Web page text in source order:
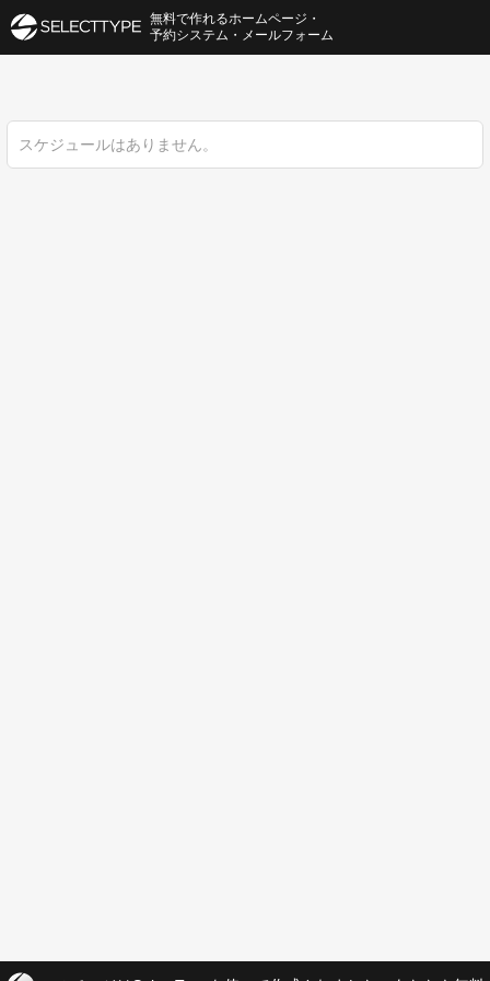
スケジュールはありません。
無料で作れるホームページ・
予約システム・メールフォーム